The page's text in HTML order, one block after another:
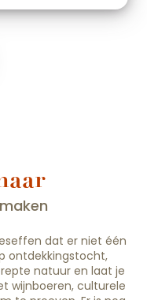
dat er niet één
ontdekkingstocht,
natuur en laat je
wijnboeren, culturele